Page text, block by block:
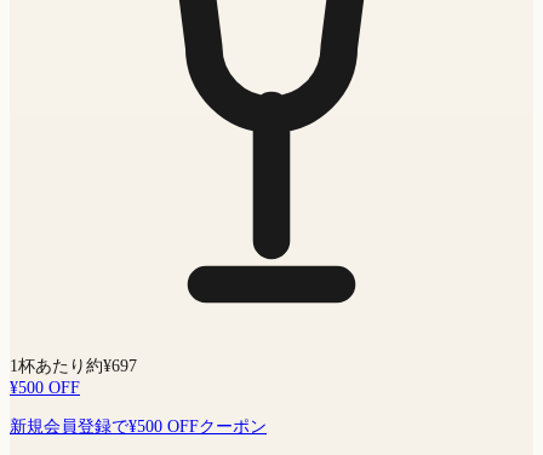
1杯あたり約¥697
¥500 OFF
新規会員登録で¥500 OFFクーポン